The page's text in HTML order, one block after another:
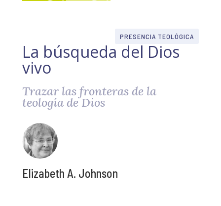
PRESENCIA TEOLÓGICA
La búsqueda del Dios
vivo
Trazar las fronteras de la
teología de Dios
Elizabeth A. Johnson